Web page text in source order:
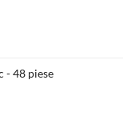
- 48 piese